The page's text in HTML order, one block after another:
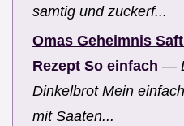
samtig und zuckerf...
Omas Geheimnis
Rezept So einfach —
Dinkelbrot Mein
mit Saaten...